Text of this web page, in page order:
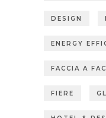
DESIGN
ENERGY
FACCIA A
FIERE